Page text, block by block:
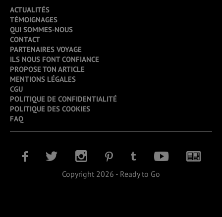
ACTUALITÉS
TÉMOIGNAGES
QUI SOMMES-NOUS
CONTACT
PARTENAIRES VOYAGE
ILS NOUS FONT CONFIANCE
PROPOSE TON ARTICLE
MENTIONS LÉGALES
CGU
POLITIQUE DE CONFIDENTIALITÉ
POLITIQUE DES COOKIES
FAQ
Copyright 2026 - Ready to Go